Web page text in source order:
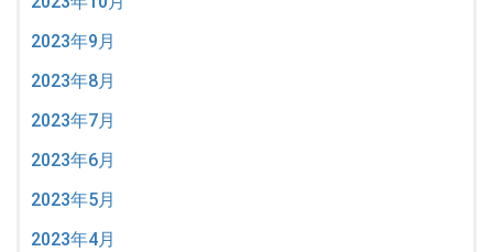
2023年9月
2023年8月
2023年7月
2023年6月
2023年5月
2023年4月